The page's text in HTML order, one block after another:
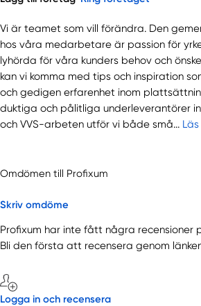
Vi är teamet som vill förändra. Den
hos våra medarbetare är passion för
lyhörda för våra kunders behov och
kan vi komma med tips och inspiration
och gedigen erfarenhet inom
duktiga och pålitliga underleverantörer
och VVS-arbeten utför vi både små...
Omdömen till Profixum
Skriv omdöme
Profixum har inte fått några recensioner
Bli den första att recensera genom
Logga in och recensera